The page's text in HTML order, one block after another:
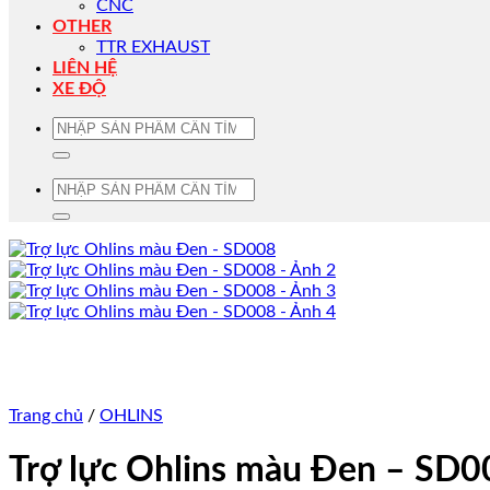
CNC
OTHER
TTR EXHAUST
LIÊN HỆ
XE ĐỘ
Tìm
Tìm
Trang chủ / OHLINS
Trợ lực Ohlins màu Đen –